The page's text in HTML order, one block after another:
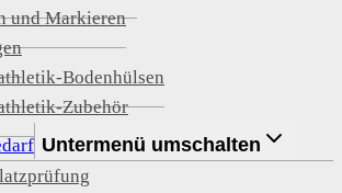
und Markieren
Bodenhülsen
Zubehör
Untermenü umschalten